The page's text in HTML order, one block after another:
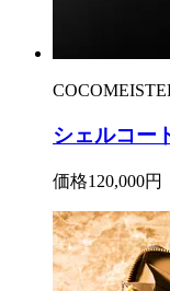
シェルコー
価格120,000円